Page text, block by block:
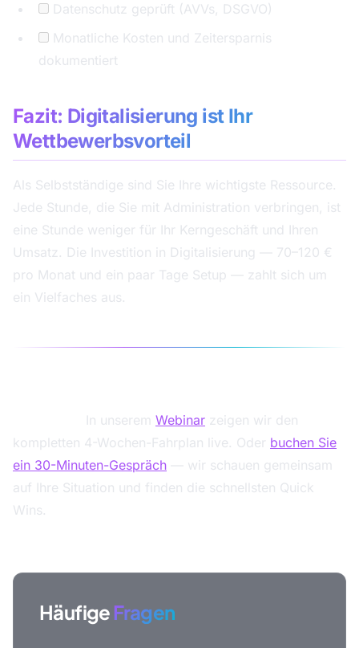
Datenschutz geprüft (AVVs, DSGVO)
Monatliche Kosten und Zeitersparnis
dokumentiert
Fazit: Digitalisierung ist Ihr
Wettbewerbsvorteil
Als Selbstständige sind Sie Ihre wichtigste Ressource.
Jede Stunde, die Sie mit Administration verbringen, ist
eine Stunde weniger für Ihr Kerngeschäft und Ihren
Umsatz. Die Investition in Digitalisierung — 70–120 €
pro Monat und ein paar Tage Setup — zahlt sich um
ein Vielfaches aus.
In unserem Webinar zeigen wir den
kompletten 4-Wochen-Fahrplan live. Oder buchen Sie
ein 30-Minuten-Gespräch — wir schauen gemeinsam
auf Ihre Situation und finden die schnellsten Quick
Wins.
HäufigeFragen